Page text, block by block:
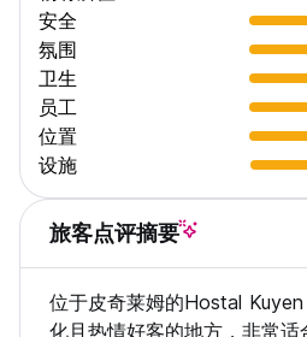
安全
氛围
卫生
员工
位置
设施
旅客点评摘要
位于皮奇莱姆的Hostal
化且热情好客的地方，非常